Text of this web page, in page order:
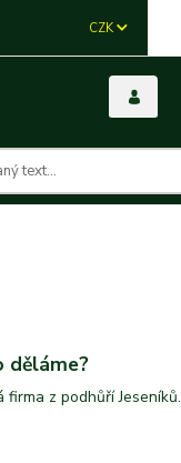
CZK
děláme?
firma z podhůří Jeseníků.